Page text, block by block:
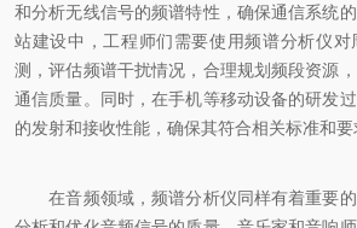
和分析无线信号的频谱特性，确保通信系统的
站建设中，工程师们需要使用频谱分析仪对
测，评估频谱干扰情况，合理规划频段资源，
通信质量。同时，在手机等移动设备的研发过
的发射和接收性能，确保其符合相关标准和要
在音频领域，频谱分析仪同样有着重要的